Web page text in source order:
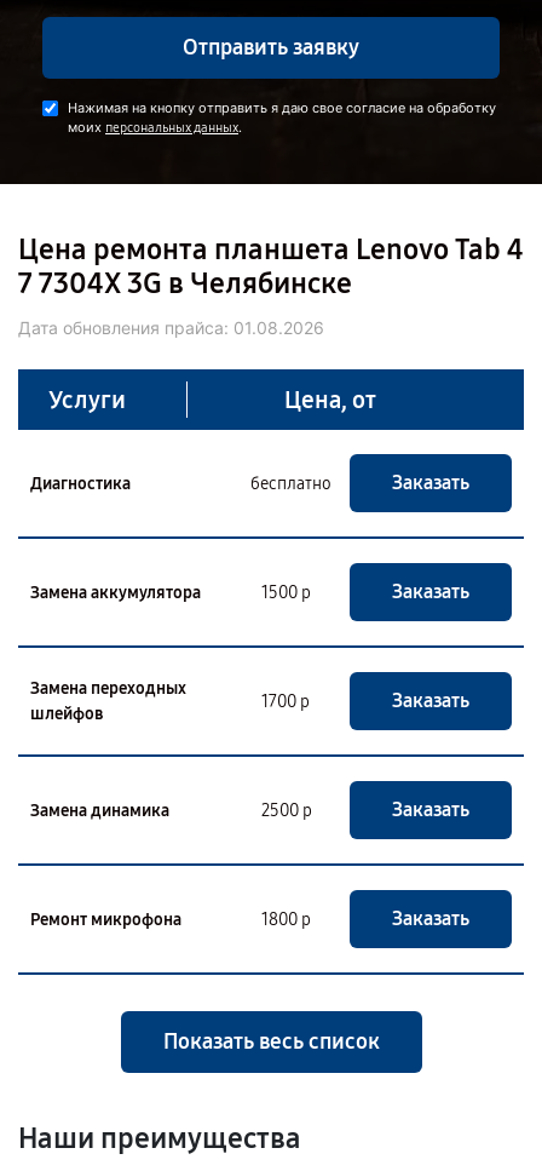
Отправить заявку
Нажимая на кнопку отправить я даю свое согласие на обработку
моих персональных данных.
Цена ремонта планшета Lenovo Tab 4
7 7304X 3G в Челябинске
Дата обновления прайса: 01.08.2026
Услуги Цена, от
Диагностика бесплатно Заказать
Замена аккумулятора 1500 р Заказать
Замена переходных
шлейфов
1700 р Заказать
Замена динамика 2500 р Заказать
Ремонт микрофона 1800 р Заказать
Показать весь список
Наши преимущества